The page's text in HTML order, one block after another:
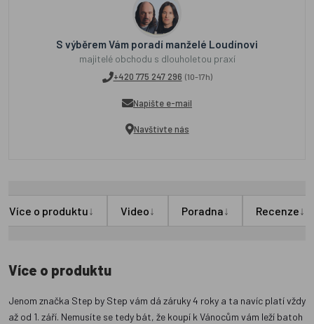
S výběrem Vám poradí manželé Loudínovi
majitelé obchodu s dlouholetou praxí
+420 775 247 296 (10-17h)
Napište e-mail
Navštivte nás
Více o produktu↓ Video↓ Poradna↓ Recenze↓
Více o produktu
Jenom značka Step by Step vám dá záruky 4 roky a ta navíc platí vždy
až od 1. září. Nemusíte se tedy bát, že koupí k Vánocům vám leží batoh